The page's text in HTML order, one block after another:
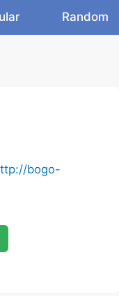
Random
bogo-